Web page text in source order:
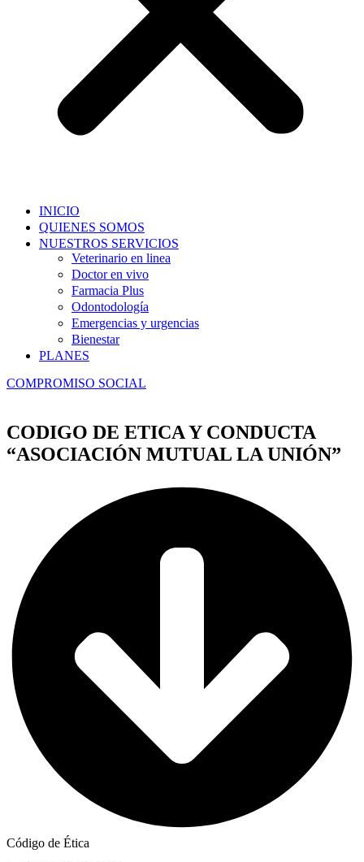
INICIO
QUIENES SOMOS
NUESTROS SERVICIOS
Veterinario en linea
Doctor en vivo
Farmacia Plus
Odontodología
Emergencias y urgencias
Bienestar
PLANES
COMPROMISO SOCIAL
CODIGO DE ETICA Y CONDUCTA
“ASOCIACIÓN MUTUAL LA UNIÓN”
Código de Ética